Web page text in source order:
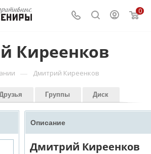
0
Киреенков
— Дмитрий Киреенков
Группы Диск
Описание
Дмитрий Киреенков